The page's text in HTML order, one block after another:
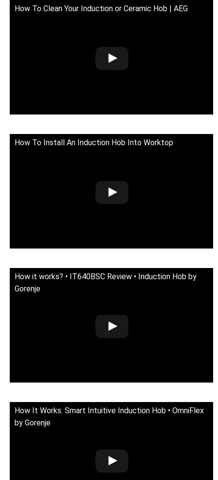
How To Clean Your Induction or Ceramic Hob | AEG
How To Install An Induction Hob Into Worktop
How it works? • IT640BSC Review • Induction Hob by
Gorenje
How It Works: Smart Intuitive Induction Hob • OmniFlex
by Gorenje